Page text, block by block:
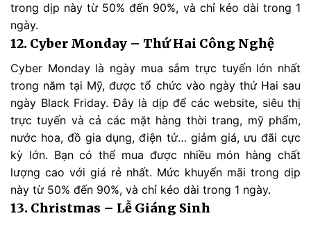
trong dịp này từ 50% đến 90%, và chỉ kéo dài trong 1
ngày.
12. Cyber Monday – Thứ Hai Công Nghệ
Cyber Monday là ngày mua sắm trực tuyến lớn nhất
trong năm tại Mỹ, được tổ chức vào ngày thứ Hai sau
ngày Black Friday. Đây là dịp để các website, siêu thị
trực tuyến và cả các mặt hàng thời trang, mỹ phẩm,
nước hoa, đồ gia dụng, điện tử… giảm giá, ưu đãi cực
kỳ lớn. Bạn có thể mua được nhiều món hàng chất
lượng cao với giá rẻ nhất. Mức khuyến mãi trong dịp
này từ 50% đến 90%, và chỉ kéo dài trong 1 ngày.
13. Christmas – Lễ Giáng Sinh